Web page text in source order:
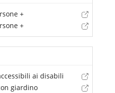
+
+
ai disabili
giardino